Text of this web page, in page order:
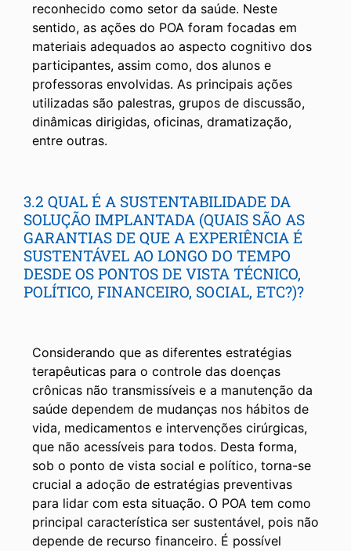
reconhecido como setor da saúde. Neste
sentido, as ações do POA foram focadas em
materiais adequados ao aspecto cognitivo dos
participantes, assim como, dos alunos e
professoras envolvidas. As principais ações
utilizadas são palestras, grupos de discussão,
dinâmicas dirigidas, oficinas, dramatização,
entre outras.
3.2 QUAL É A SUSTENTABILIDADE DA
SOLUÇÃO IMPLANTADA (QUAIS SÃO AS
GARANTIAS DE QUE A EXPERIÊNCIA É
SUSTENTÁVEL AO LONGO DO TEMPO
DESDE OS PONTOS DE VISTA TÉCNICO,
POLÍTICO, FINANCEIRO, SOCIAL, ETC?)?
Considerando que as diferentes estratégias
terapêuticas para o controle das doenças
crônicas não transmissíveis e a manutenção da
saúde dependem de mudanças nos hábitos de
vida, medicamentos e intervenções cirúrgicas,
que não acessíveis para todos. Desta forma,
sob o ponto de vista social e político, torna-se
crucial a adoção de estratégias preventivas
para lidar com esta situação. O POA tem como
principal característica ser sustentável, pois não
depende de recurso financeiro. É possível